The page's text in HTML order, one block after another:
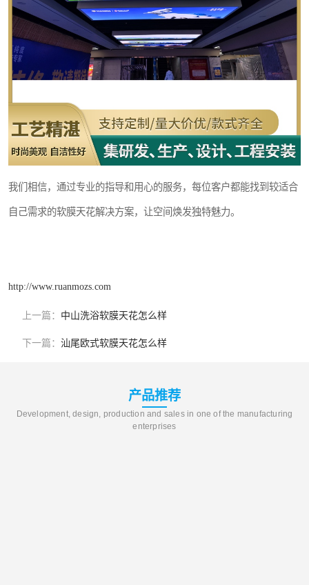
我们相信，通过专业的指导和用心的服务，每位客户都能找到较适合
自己需求的软膜天花解决方案，让空间焕发独特魅力。
http://www.ruanmozs.com
上一篇： 中山洗浴软膜天花怎么样
下一篇： 汕尾欧式软膜天花怎么样
产品推荐
Development, design, production and sales in one of the manufacturing
enterprises